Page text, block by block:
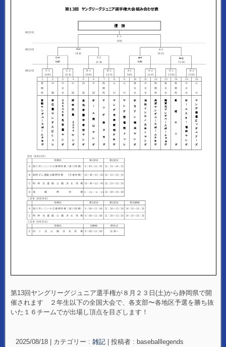
第13回ヤングリーグジュニア選手権が８月２３日(土)から静岡県で開
催されます ２年生以下の全国大会で、各支部〜各地区予選を勝ち抜
いた１６チームでが出場し頂点を目ざします！
2025/08/18 | カテゴリー : 雑記 | 投稿者 : baseballlegends